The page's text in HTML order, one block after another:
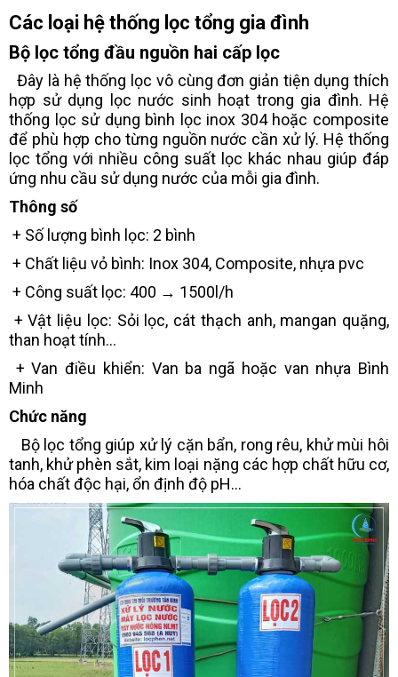
Các loại hệ thống lọc tổng gia đình
Bộ lọc tổng đầu nguồn hai cấp lọc
Đây là hệ thống lọc vô cùng đơn giản tiện dụng thích
hợp sử dụng lọc nước sinh hoạt trong gia đình. Hệ
thống lọc sử dụng bình lọc inox 304 hoặc composite
để phù hợp cho từng nguồn nước cần xử lý. Hệ thống
lọc tổng với nhiều công suất lọc khác nhau giúp đáp
ứng nhu cầu sử dụng nước của mỗi gia đình.
Thông số
+ Số lượng bình lọc: 2 bình
+ Chất liệu vỏ bình: Inox 304, Composite, nhựa pvc
+ Công suất lọc: 400 → 1500l/h
+ Vật liệu lọc: Sỏi lọc, cát thạch anh, mangan quặng,
than hoạt tính...
+ Van điều khiển: Van ba ngã hoặc van nhựa Bình
Minh
Chức năng
Bộ lọc tổng giúp xử lý cặn bẩn, rong rêu, khử mùi hôi
tanh, khử phèn sắt, kim loại nặng các hợp chất hữu cơ,
hóa chất độc hại, ổn định độ pH...